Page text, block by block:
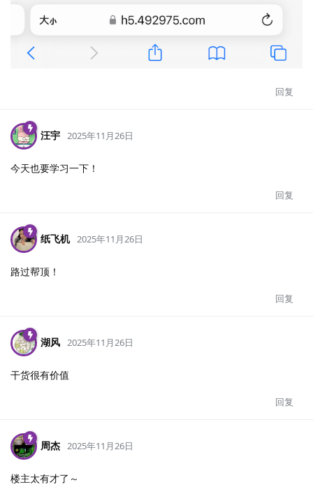
回复
汪宇 2025年11月26日
今天也要学习一下！
回复
纸飞机 2025年11月26日
路过帮顶！
回复
湖风 2025年11月26日
干货很有价值
回复
周杰 2025年11月26日
楼主太有才了～